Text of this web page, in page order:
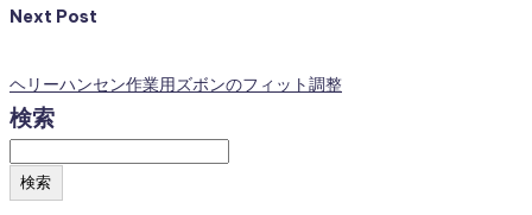
Next Post
ヘリーハンセン作業用ズボンのフィット調整
検索
検索